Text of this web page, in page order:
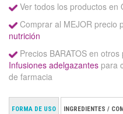
Ver todos los productos en
Comprar al MEJOR precio
nutrición
Precios BARATOS en
Infusiones adelgazantes para
de farmacia
FORMA DE USO INGREDIENTES /